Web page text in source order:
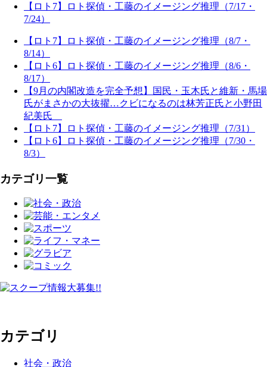
【ロト7】ロト探偵・工藤のイメージング推理（7/17・
7/24）
【ロト7】ロト探偵・工藤のイメージング推理（8/7・
8/14）
【ロト6】ロト探偵・工藤のイメージング推理（8/6・
8/17）
【9月の内閣改造を完全予想】国民・玉木氏と維新・馬場
氏がまさかの大抜擢…クビになるのは林芳正氏と小野田
紀美氏
【ロト7】ロト探偵・工藤のイメージング推理（7/31）
【ロト6】ロト探偵・工藤のイメージング推理（7/30・
8/3）
カテゴリ一覧
カテゴリ
社会・政治